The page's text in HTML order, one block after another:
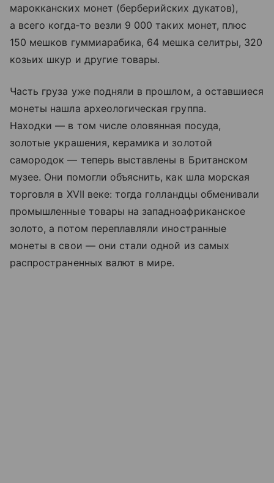
марокканских монет (берберийских дукатов),
а всего когда‑то везли 9 000 таких монет, плюс
150 мешков гуммиарабика, 64 мешка селитры, 320
козьих шкур и другие товары.
Часть груза уже подняли в прошлом, а оставшиеся
монеты нашла археологическая группа.
Находки — в том числе оловянная посуда,
золотые украшения, керамика и золотой
самородок — теперь выставлены в Британском
музее. Они помогли объяснить, как шла морская
торговля в XVII веке: тогда голландцы обменивали
промышленные товары на западноафриканское
золото, а потом переплавляли иностранные
монеты в свои — они стали одной из самых
распространенных валют в мире.